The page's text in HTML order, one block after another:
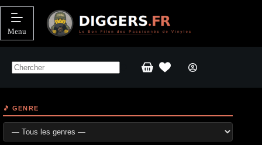
Passer
contenu
Menu
Panier
🎵 GENRE